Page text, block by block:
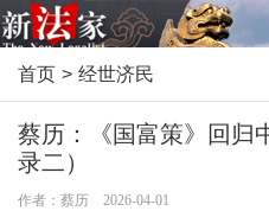
首页 > 经世济民
蔡历：《国富策》回归
录二）
作者：蔡历 2026-04-01